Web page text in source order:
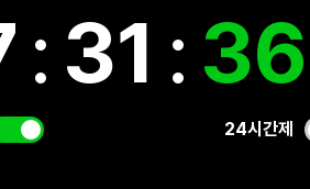
: 31 : 37
24시간제